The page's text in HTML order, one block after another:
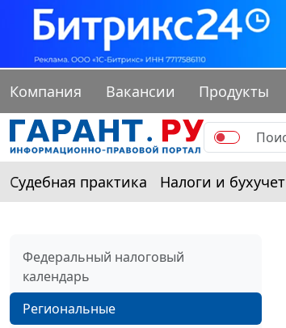
Компания Вакансии Продукты
Судебная практика Налоги и бухучет
Федеральный налоговый
календарь
Региональные